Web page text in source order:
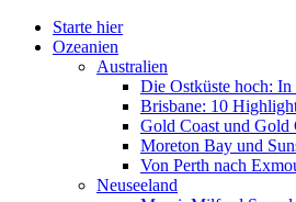
Starte hier
Ozeanien
Australien
Die Ostküste hoch:
Brisbane: 10
Gold Coast und Gold
Moreton Bay und
Von Perth nach
Neuseeland